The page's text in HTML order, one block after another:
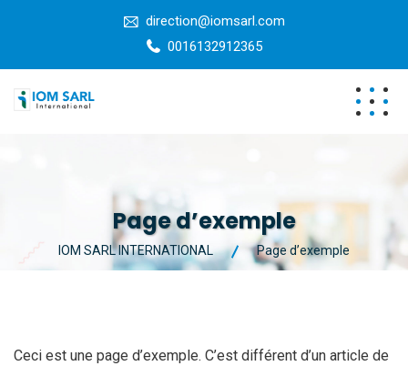
direction@iomsarl.com
0016132912365
Page d’exemple
IOM SARL INTERNATIONAL Page d’exemple
Ceci est une page d’exemple. C’est différent d’un article de